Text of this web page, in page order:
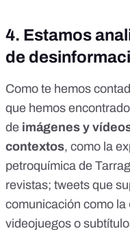
4. Estamos
de
Como te hemos
que hemos
de imágenes y
contextos, como la
petroquímica de
revistas; tweets que
comunicación como la
videojuegos o